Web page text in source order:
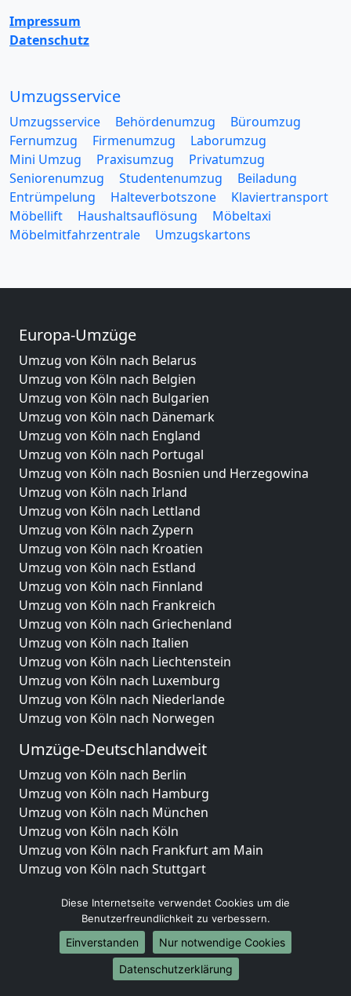
Impressum
Datenschutz
Umzugsservice
Umzugsservice Behördenumzug
Büroumzug
Fernumzug
Firmenumzug
Laborumzug
Mini Umzug
Praxisumzug
Privatumzug
Seniorenumzug
Studentenumzug
Beiladung
Entrümpelung
Halteverbotszone
Klaviertransport
Möbellift
Haushaltsauflösung
Möbeltaxi
Möbelmitfahrzentrale
Umzugskartons
Europa-Umzüge
Umzug von Köln nach Belarus
Umzug von Köln nach Belgien
Umzug von Köln nach Bulgarien
Umzug von Köln nach Dänemark
Umzug von Köln nach England
Umzug von Köln nach Portugal
Umzug von Köln nach Bosnien und Herzegowina
Umzug von Köln nach Irland
Umzug von Köln nach Lettland
Umzug von Köln nach Zypern
Umzug von Köln nach Kroatien
Umzug von Köln nach Estland
Umzug von Köln nach Finnland
Umzug von Köln nach Frankreich
Umzug von Köln nach Griechenland
Umzug von Köln nach Italien
Umzug von Köln nach Liechtenstein
Umzug von Köln nach Luxemburg
Umzug von Köln nach Niederlande
Umzug von Köln nach Norwegen
Umzüge-Deutschlandweit
Umzug von Köln nach Berlin
Umzug von Köln nach Hamburg
Umzug von Köln nach München
Umzug von Köln nach Köln
Umzug von Köln nach Frankfurt am Main
Umzug von Köln nach Stuttgart
Umzug von Köln nach Leipzig
Umzug von Köln nach Dortmund
Umzug von Köln nach Essen
Umzug von Köln nach Bremen
Umzug von Köln nach Dresden
Diese Internetseite verwendet Cookies um die
Benutzerfreundlichkeit zu verbessern.
Einverstanden
Nur notwendige Cookies
Datenschutzerklärung